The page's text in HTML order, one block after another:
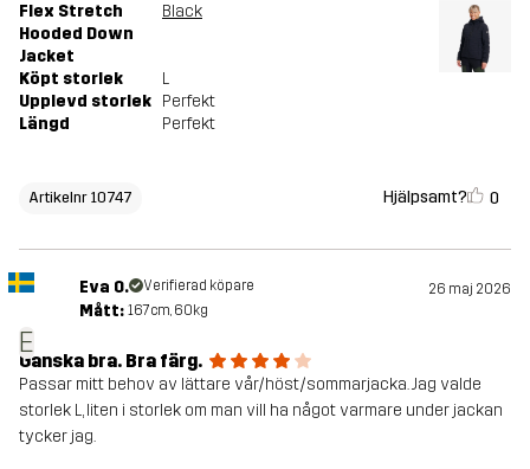
Flex Stretch
Hooded Down
Jacket
Black
Köpt storlek
L
Upplevd storlek Perfekt
Längd
Perfekt
Artikelnr 10747 Hjälpsamt? 0
E
Eva O. Verifierad köpare 26 maj 2026
Mått: 167cm, 60kg
Ganska bra. Bra färg.
Passar mitt behov av lättare vår/höst/sommarjacka. Jag valde
storlek L, liten i storlek om man vill ha något varmare under jackan
tycker jag.